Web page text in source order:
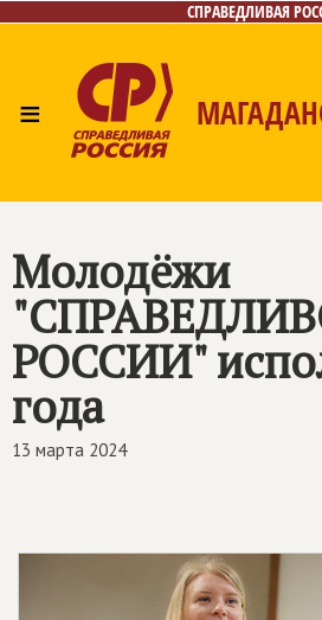
СПРАВЕДЛИВАЯ
≡
Молодёжи
РОССИИ"
года
13 марта 2024